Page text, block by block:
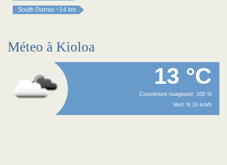
South Durras ~14 km
Méteo à Kioloa
13 °C
Couverture nuageuse: 100 %
Vent: N 15 km/h